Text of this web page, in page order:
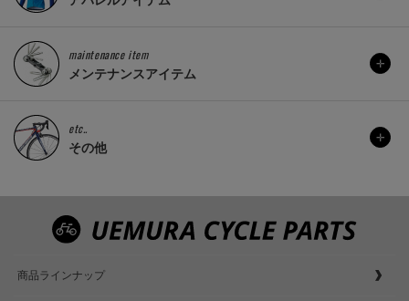
maintenance item
メンテナンスアイテム
etc..
その他
商品ラインナップ